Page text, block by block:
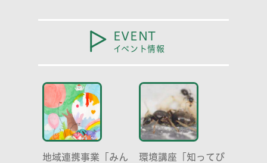
EVENT
イベント情報
地域連携事業「みん
環境講座「知ってび